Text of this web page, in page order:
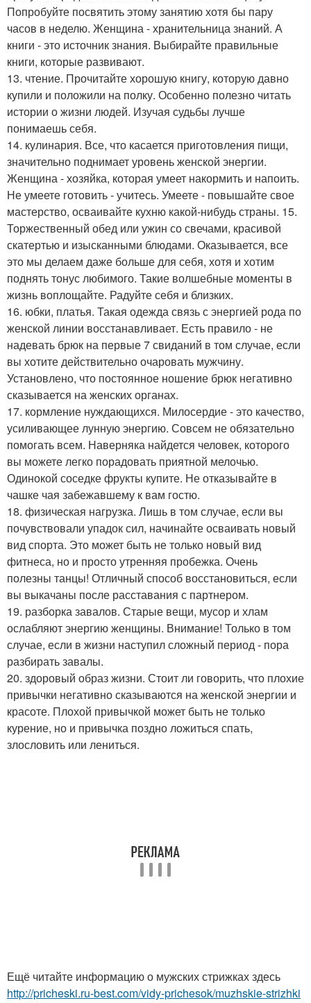
Попробуйте посвятить этому занятию хотя бы пару
часов в неделю. Женщина - хранительница знаний. А
книги - это источник знания. Выбирайте правильные
книги, которые развивают.
13. чтение. Прочитайте хорошую книгу, которую давно
купили и положили на полку. Особенно полезно читать
истории о жизни людей. Изучая судьбы лучше
понимаешь себя.
14. кулинария. Все, что касается приготовления пищи,
значительно поднимает уровень женской энергии.
Женщина - хозяйка, которая умеет накормить и напоить.
Не умеете готовить - учитесь. Умеете - повышайте свое
мастерство, осваивайте кухню какой-нибудь страны. 15.
Торжественный обед или ужин со свечами, красивой
скатертью и изысканными блюдами. Оказывается, все
это мы делаем даже больше для себя, хотя и хотим
поднять тонус любимого. Такие волшебные моменты в
жизнь воплощайте. Радуйте себя и близких.
16. юбки, платья. Такая одежда связь с энергией рода по
женской линии восстанавливает. Есть правило - не
надевать брюк на первые 7 свиданий в том случае, если
вы хотите действительно очаровать мужчину.
Установлено, что постоянное ношение брюк негативно
сказывается на женских органах.
17. кормление нуждающихся. Милосердие - это качество,
усиливающее лунную энергию. Совсем не обязательно
помогать всем. Наверняка найдется человек, которого
вы можете легко порадовать приятной мелочью.
Одинокой соседке фрукты купите. Не отказывайте в
чашке чая забежавшему к вам гостю.
18. физическая нагрузка. Лишь в том случае, если вы
почувствовали упадок сил, начинайте осваивать новый
вид спорта. Это может быть не только новый вид
фитнеса, но и просто утренняя пробежка. Очень
полезны танцы! Отличный способ восстановиться, если
вы выкачаны после расставания с партнером.
19. разборка завалов. Старые вещи, мусор и хлам
ослабляют энергию женщины. Внимание! Только в том
случае, если в жизни наступил сложный период - пора
разбирать завалы.
20. здоровый образ жизни. Стоит ли говорить, что плохие
привычки негативно сказываются на женской энергии и
красоте. Плохой привычкой может быть не только
курение, но и привычка поздно ложиться спать,
злословить или лениться.
Ещё читайте информацию о мужских стрижках здесь
http://pricheski.ru-best.com/vidy-prichesok/muzhskie-strizhki